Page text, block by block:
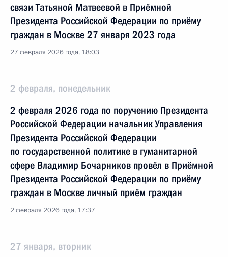
связи Татьяной Матвеевой в Приёмной
Президента Российской Федерации по приёму
граждан в Москве 27 января 2023 года
27 февраля 2026 года, 18:03
2 февраля, понедельник
2 февраля 2026 года по поручению Президента
Российской Федерации начальник Управления
Президента Российской Федерации
по государственной политике в гуманитарной
сфере Владимир Бочарников провёл в Приёмной
Президента Российской Федерации по приёму
граждан в Москве личный приём граждан
2 февраля 2026 года, 17:37
27 января, вторник